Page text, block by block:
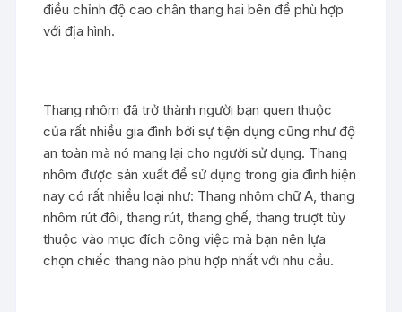
điều chỉnh độ cao chân thang hai bên để phù hợp
với địa hình.
Thang nhôm đã trở thành người bạn quen thuộc
của rất nhiều gia đình bởi sự tiện dụng cũng như độ
an toàn mà nó mang lại cho người sử dụng. Thang
nhôm được sản xuất để sử dụng trong gia đình hiện
nay có rất nhiều loại như: Thang nhôm chữ A, thang
nhôm rút đôi, thang rút, thang ghế, thang trượt tùy
thuộc vào mục đích công việc mà bạn nên lựa
chọn chiếc thang nào phù hợp nhất với nhu cầu.